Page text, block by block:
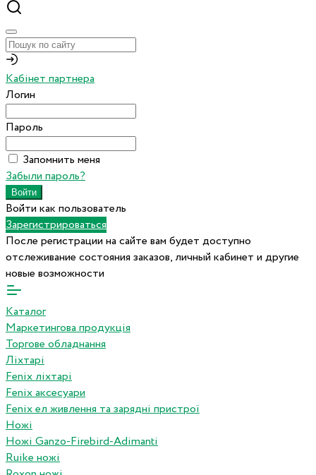
Кабінет партнера
Логин
Пароль
Запомнить меня
Забыли пароль?
Войти как пользователь
Зарегистрироваться
После регистрации на сайте вам будет доступно
отслеживание состояния заказов, личный кабинет и другие
новые возможности
Каталог
Маркетингова продукція
Торгове обладнання
Ліхтарі
Fenix ліхтарі
Fenix аксесуари
Fenix ел живлення та зарядні пристрої
Ножі
Ножі Ganzo-Firebird-Adimanti
Ruike ножі